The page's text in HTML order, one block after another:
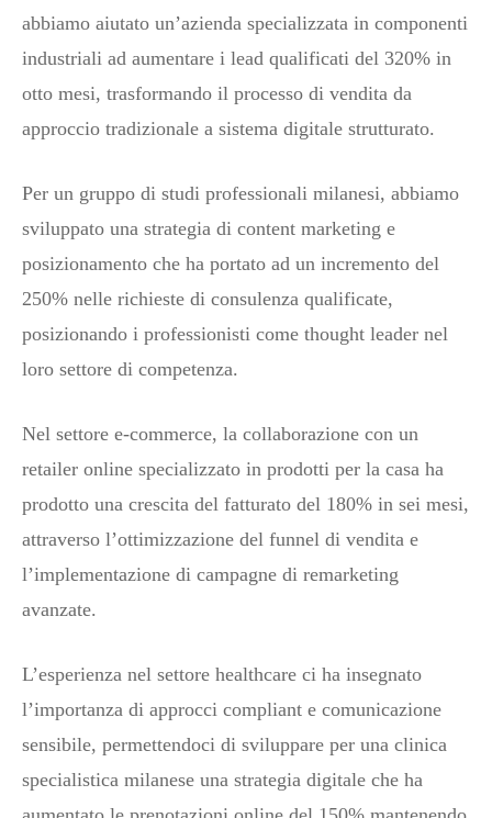
abbiamo aiutato un’azienda specializzata in componenti
industriali ad aumentare i lead qualificati del 320% in
otto mesi, trasformando il processo di vendita da
approccio tradizionale a sistema digitale strutturato.
Per un gruppo di studi professionali milanesi, abbiamo
sviluppato una strategia di content marketing e
posizionamento che ha portato ad un incremento del
250% nelle richieste di consulenza qualificate,
posizionando i professionisti come thought leader nel
loro settore di competenza.
Nel settore e-commerce, la collaborazione con un
retailer online specializzato in prodotti per la casa ha
prodotto una crescita del fatturato del 180% in sei mesi,
attraverso l’ottimizzazione del funnel di vendita e
l’implementazione di campagne di remarketing
avanzate.
L’esperienza nel settore healthcare ci ha insegnato
l’importanza di approcci compliant e comunicazione
sensibile, permettendoci di sviluppare per una clinica
specialistica milanese una strategia digitale che ha